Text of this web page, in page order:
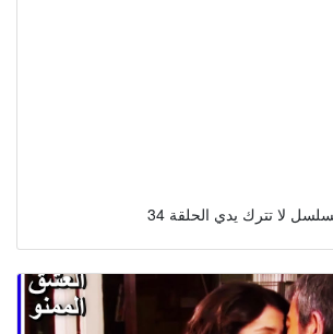
لا تترك يدي الحلقة 34